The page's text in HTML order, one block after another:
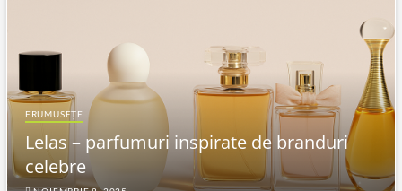
FRUMUSEȚE
Lelas – parfumuri inspirate de branduri
celebre